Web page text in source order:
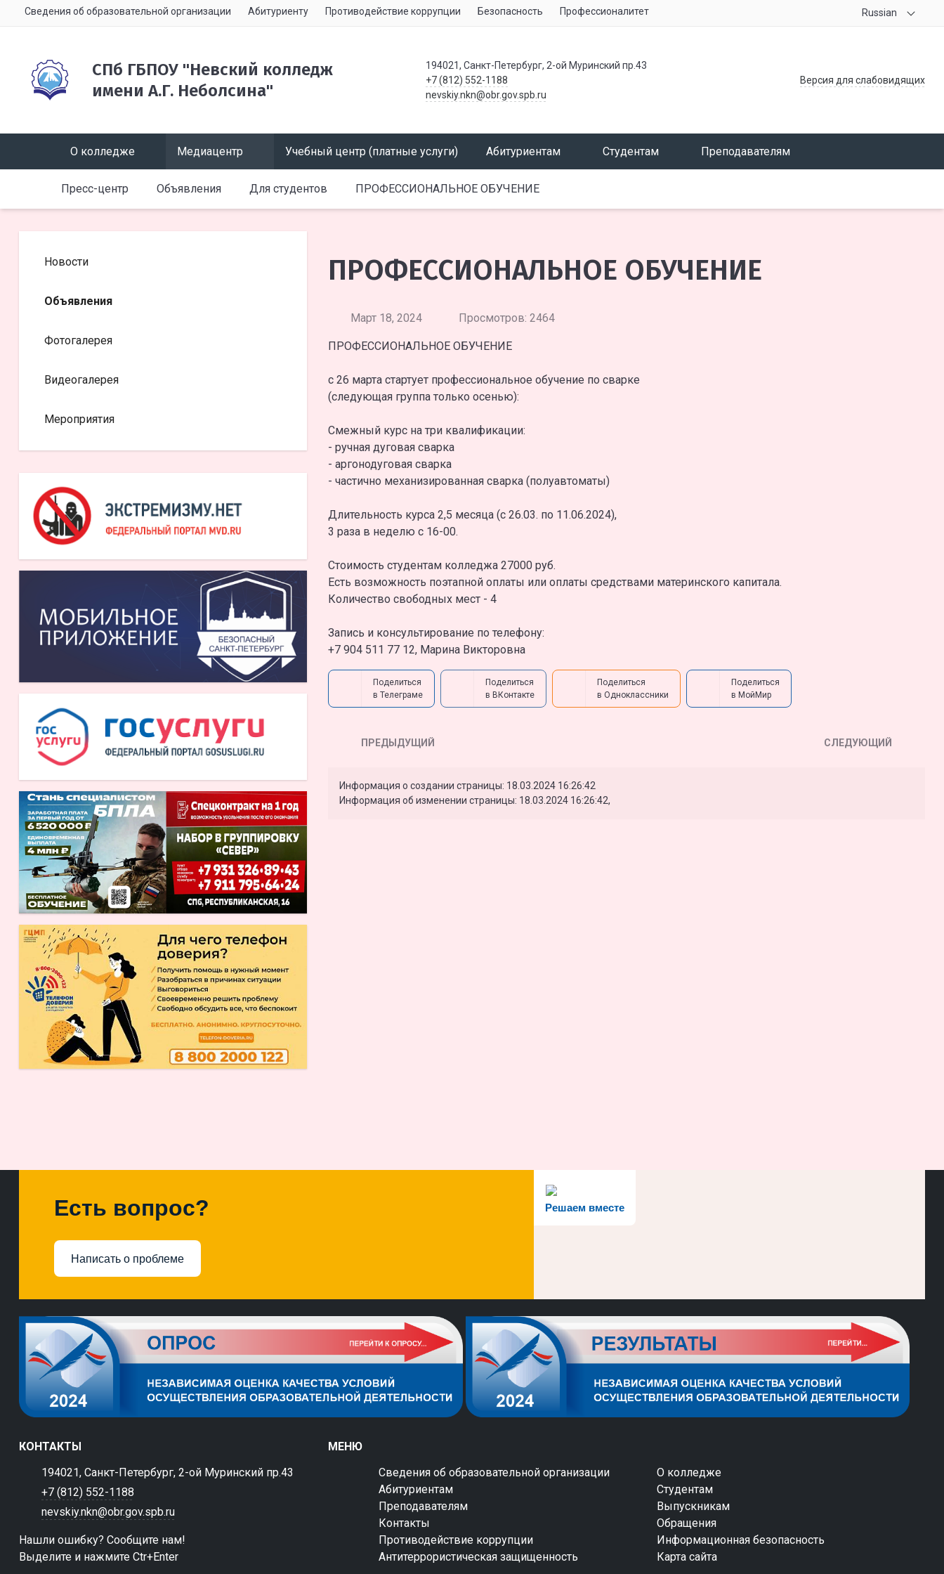
Сведения об образовательной организации Абитуриенту Противодействие коррупции Безопасность Профессионалитет Russian
СПб ГБПОУ "Невский колледж
имени А.Г. Неболсина"
194021, Санкт-Петербург, 2-ой Муринский пр.43
+7 (812) 552-1188
nevskiy.nkn@obr.gov.spb.ru
Версия для слабовидящих
О колледже Медиацентр Учебный центр (платные услуги) Абитуриентам Студентам Преподавателям
Пресс-центр Объявления Для студентов ПРОФЕССИОНАЛЬНОЕ ОБУЧЕНИЕ
Новости
Объявления
Фотогалерея
Видеогалерея
Мероприятия
ПРОФЕССИОНАЛЬНОЕ ОБУЧЕНИЕ
Март 18, 2024 Просмотров: 2464
ПРОФЕССИОНАЛЬНОЕ ОБУЧЕНИЕ
с 26 марта стартует профессиональное обучение по сварке
(следующая группа только осенью):
Смежный курс на три квалификации:
- ручная дуговая сварка
- аргонодуговая сварка
- частично механизированная сварка (полуавтоматы)
Длительность курса 2,5 месяца (с 26.03. по 11.06.2024),
3 раза в неделю с 16-00.
Стоимость студентам колледжа 27000 руб.
Есть возможность поэтапной оплаты или оплаты средствами материнского капитала.
Количество свободных мест - 4
Запись и консультирование по телефону:
+7 904 511 77 12, Марина Викторовна
Поделиться
в Телеграме
Поделиться
в ВКонтакте
Поделиться
в Одноклассники
Поделиться
в МойМир
ПРЕДЫДУЩИЙ СЛЕДУЮЩИЙ
Информация о создании страницы: 18.03.2024 16:26:42
Информация об изменении страницы: 18.03.2024 16:26:42,
Решаем вместе
Есть вопрос?
Написать о проблеме
КОНТАКТЫ
194021, Санкт-Петербург, 2-ой Муринский пр.43
+7 (812) 552-1188
nevskiy.nkn@obr.gov.spb.ru
Нашли ошибку? Сообщите нам!
Выделите и нажмите Ctr+Enter
МЕНЮ
Сведения об образовательной организации
О колледже
Абитуриентам
Студентам
Преподавателям
Выпускникам
Контакты
Обращения
Противодействие коррупции
Информационная безопасность
Антитеррористическая защищенность
Карта сайта